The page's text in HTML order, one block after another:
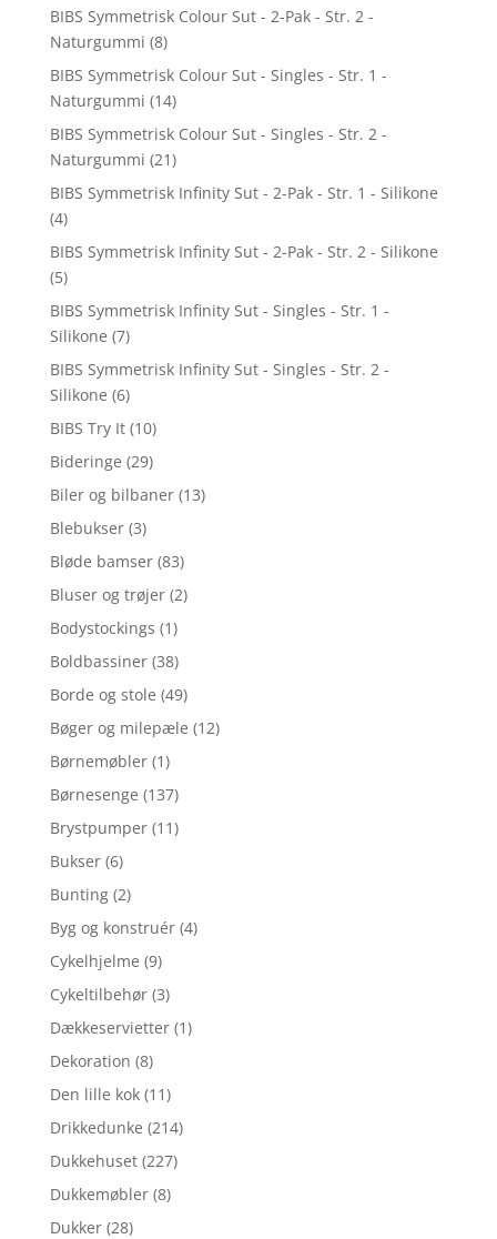
BIBS Symmetrisk Colour Sut - 2-Pak - Str. 2 -
Naturgummi (8)
BIBS Symmetrisk Colour Sut - Singles - Str. 1 -
Naturgummi (14)
BIBS Symmetrisk Colour Sut - Singles - Str. 2 -
Naturgummi (21)
BIBS Symmetrisk Infinity Sut - 2-Pak - Str. 1 - Silikone
(4)
BIBS Symmetrisk Infinity Sut - 2-Pak - Str. 2 - Silikone
(5)
BIBS Symmetrisk Infinity Sut - Singles - Str. 1 -
Silikone (7)
BIBS Symmetrisk Infinity Sut - Singles - Str. 2 -
Silikone (6)
BIBS Try It (10)
Bideringe (29)
Biler og bilbaner (13)
Blebukser (3)
Bløde bamser (83)
Bluser og trøjer (2)
Bodystockings (1)
Boldbassiner (38)
Borde og stole (49)
Bøger og milepæle (12)
Børnemøbler (1)
Børnesenge (137)
Brystpumper (11)
Bukser (6)
Bunting (2)
Byg og konstruér (4)
Cykelhjelme (9)
Cykeltilbehør (3)
Dækkeservietter (1)
Dekoration (8)
Den lille kok (11)
Drikkedunke (214)
Dukkehuset (227)
Dukkemøbler (8)
Dukker (28)